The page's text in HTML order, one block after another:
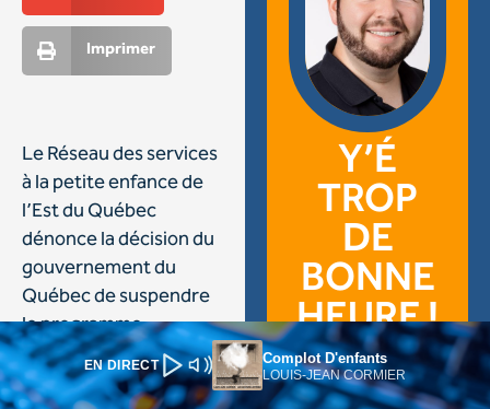
EN DIRECT Complot D'enfants
LOUIS-JEAN CORMIER